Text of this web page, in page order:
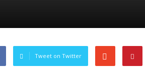
Tweet on Twitter